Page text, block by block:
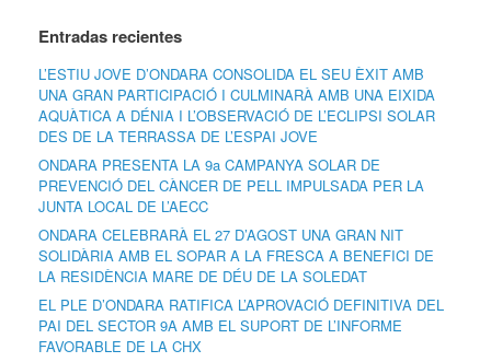
Entradas recientes
L’ESTIU JOVE D’ONDARA CONSOLIDA EL SEU ÈXIT AMB
UNA GRAN PARTICIPACIÓ I CULMINARÀ AMB UNA EIXIDA
AQUÀTICA A DÉNIA I L’OBSERVACIÓ DE L’ECLIPSI SOLAR
DES DE LA TERRASSA DE L’ESPAI JOVE
ONDARA PRESENTA LA 9a CAMPANYA SOLAR DE
PREVENCIÓ DEL CÀNCER DE PELL IMPULSADA PER LA
JUNTA LOCAL DE L’AECC
ONDARA CELEBRARÀ EL 27 D’AGOST UNA GRAN NIT
SOLIDÀRIA AMB EL SOPAR A LA FRESCA A BENEFICI DE
LA RESIDÈNCIA MARE DE DÉU DE LA SOLEDAT
EL PLE D’ONDARA RATIFICA L’APROVACIÓ DEFINITIVA DEL
PAI DEL SECTOR 9A AMB EL SUPORT DE L’INFORME
FAVORABLE DE LA CHX